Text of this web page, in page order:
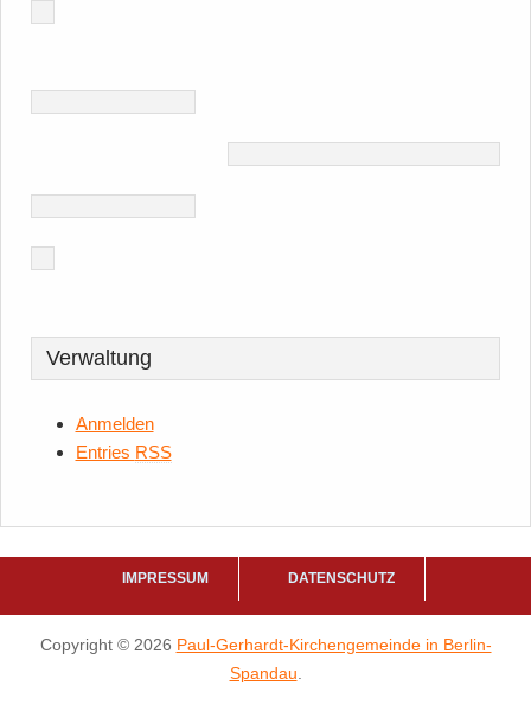
Verwaltung
Anmelden
Entries RSS
IMPRESSUM DATENSCHUTZ
Copyright © 2026 Paul-Gerhardt-Kirchengemeinde in Berlin-
Spandau